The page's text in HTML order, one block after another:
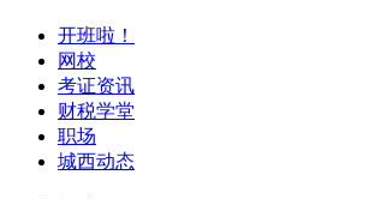
开班啦！
网校
考证资讯
财税学堂
职场
城西动态